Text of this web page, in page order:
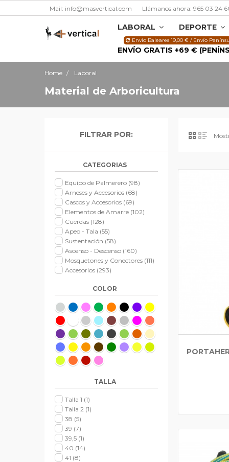
Mail: info@masvertical.com Llámanos ahora: 965 03 24
LABORAL DEPORTE
ENVÍO GRATIS +69 €
Envío Baleares 19,00 € / Envío
Home Laboral
Material de Arboricultura
FILTRAR POR:
CATEGORIAS
Equipo de Palmerero (98)
Arneses y Accesorios (68)
Cascos y Accesorios (69)
Elementos de Amarre (102)
Cuerdas (128)
Apeo - Tala (55)
Sustentación (58)
Ascenso - Descenso (160)
Mosquetones y Conectores (111)
Accesorios (293)
COLOR
TALLA
Talla 1 (1)
Talla 2 (1)
38 (5)
39 (7)
39,5 (1)
40 (14)
41 (8)